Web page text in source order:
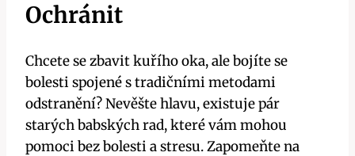
Ochránit
Chcete se zbavit kuřího oka, ale bojíte se
bolesti spojené s tradičními metodami
odstranění? Nevěšte hlavu, existuje pár
starých babských rad, které vám mohou
pomoci bez bolesti a stresu. Zapomeňte na